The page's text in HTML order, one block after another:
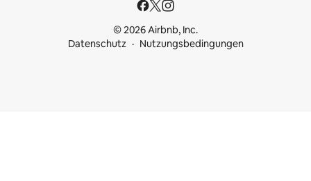
© 2026 Airbnb, Inc.
Datenschutz
Nutzungsbedingungen